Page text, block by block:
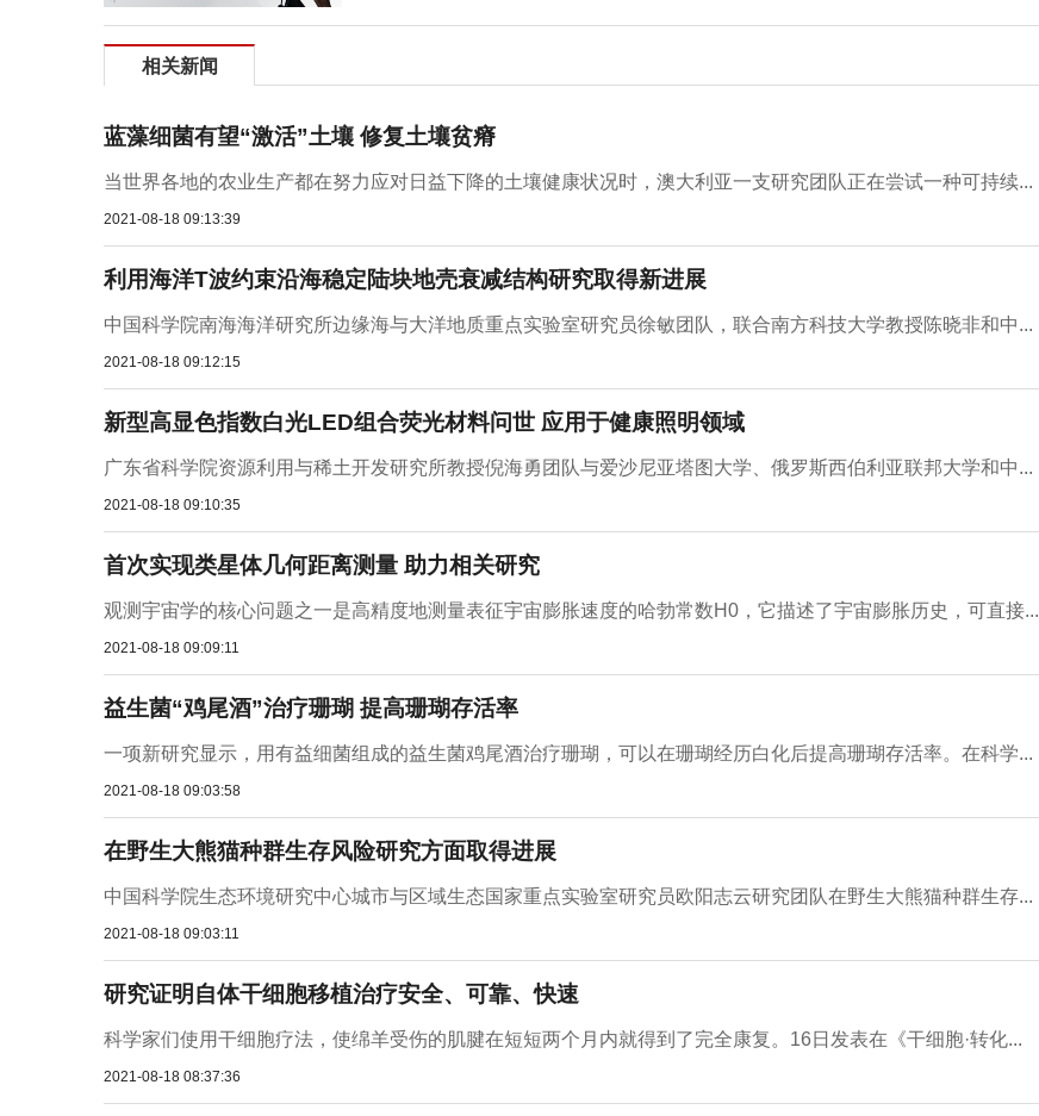
相关新闻
蓝藻细菌有望“激活”土壤 修复土壤贫瘠
当世界各地的农业生产都在努力应对日益下降的土壤健康状况时，澳大利亚一支研究团队正在尝试一种可持续...
2021-08-18 09:13:39
利用海洋T波约束沿海稳定陆块地壳衰减结构研究取得新进展
中国科学院南海海洋研究所边缘海与大洋地质重点实验室研究员徐敏团队，联合南方科技大学教授陈晓非和中...
2021-08-18 09:12:15
新型高显色指数白光LED组合荧光材料问世 应用于健康照明领域
广东省科学院资源利用与稀土开发研究所教授倪海勇团队与爱沙尼亚塔图大学、俄罗斯西伯利亚联邦大学和中...
2021-08-18 09:10:35
首次实现类星体几何距离测量 助力相关研究
观测宇宙学的核心问题之一是高精度地测量表征宇宙膨胀速度的哈勃常数H0，它描述了宇宙膨胀历史，可直接...
2021-08-18 09:09:11
益生菌“鸡尾酒”治疗珊瑚 提高珊瑚存活率
一项新研究显示，用有益细菌组成的益生菌鸡尾酒治疗珊瑚，可以在珊瑚经历白化后提高珊瑚存活率。在科学...
2021-08-18 09:03:58
在野生大熊猫种群生存风险研究方面取得进展
中国科学院生态环境研究中心城市与区域生态国家重点实验室研究员欧阳志云研究团队在野生大熊猫种群生存...
2021-08-18 09:03:11
研究证明自体干细胞移植治疗安全、可靠、快速
科学家们使用干细胞疗法，使绵羊受伤的肌腱在短短两个月内就得到了完全康复。16日发表在《干细胞·转化...
2021-08-18 08:37:36